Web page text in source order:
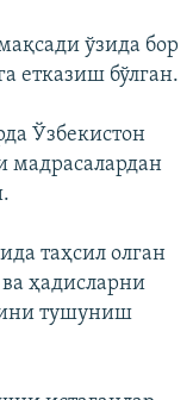
ўзида бор
етказиш бўлган.
Ўзбекистон
мадрасалардан
таҳсил олган
ҳадисларни
тушуниш